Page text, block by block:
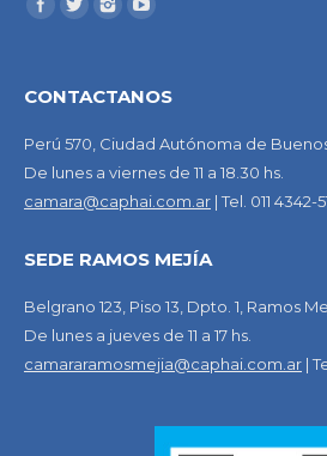
CONTACTANOS
Perú 570, Ciudad Autónoma de
De lunes a viernes de 11 a 18.30 hs.
camara@caphai.com.ar | Tel. 011 4342-
SEDE RAMOS MEJÍA
Belgrano 123, Piso 13, Dpto. 1, Ramos
De lunes a jueves de 11 a 17 hs.
camararamosmejia@caphai.com.ar |